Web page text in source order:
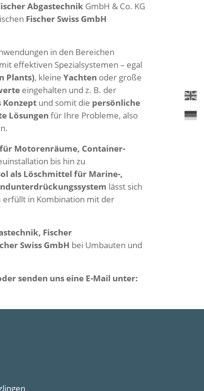
Abgastechnik GmbH & Co. KG
Fischer Swiss GmbH
in den Bereichen
effektiven Spezialsystemen – egal
Plants), kleine Yachten oder große
eingehalten und z. B. der
und somit die persönliche
Lösungen für Ihre Probleme, also
Motorenräume, Container-
bis hin zu
als Löschmittel für Marine-,
lässt sich
erfüllt in Kombination mit der
Fischer
Swiss GmbH bei Umbauten und
senden uns eine E-Mail unter: